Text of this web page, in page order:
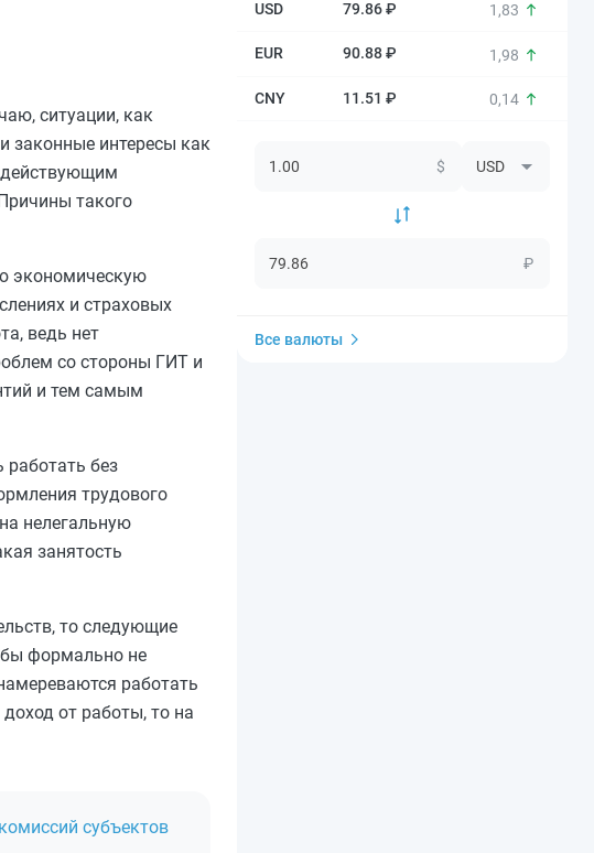
ситуации, как
законные интересы как
действующим
такого
экономическую
и страховых
ведь нет
со стороны ГИТ и
и тем самым
работать без
трудового
нелегальную
занятость
то следующие
формально не
работать
от работы, то на
субъектов
79.86 ₽ 1,83
90.88 ₽ 1,98
11.51 ₽ 0,14
$
₽
Все валюты